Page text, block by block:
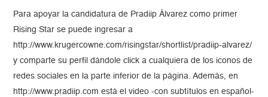
Para apoyar la candidatura de Pradiip Álvarez como primer
Rising Star se puede ingresar a
http://www.krugercowne.com/risingstar/shortlist/pradiip-alvarez/
y comparte su perfil dándole click a cualquiera de los iconos de
redes sociales en la parte inferior de la página. Además, en
http://www.pradiip.com está el video -con subtítulos en español-